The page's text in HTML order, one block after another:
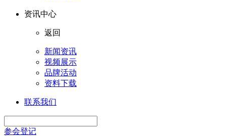
资讯中心
返回
新闻资讯
视频展示
品牌活动
资料下载
联系我们
参会登记